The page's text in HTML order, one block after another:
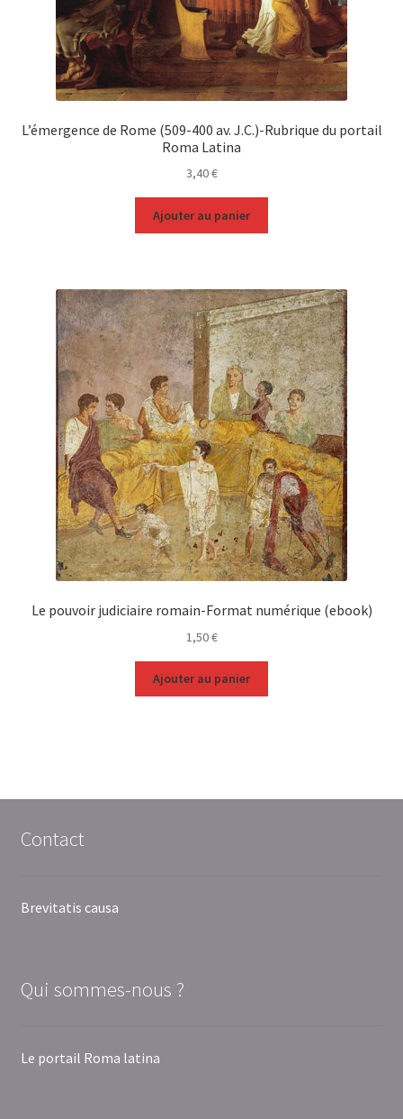
L’émergence de Rome (509-400 av. J.C.)-Rubrique du portail
Roma Latina
3,40€
Ajouter au panier
Le pouvoir judiciaire romain-Format numérique (ebook)
1,50€
Ajouter au panier
Contact
Brevitatis causa
Qui sommes-nous ?
Le portail Roma latina